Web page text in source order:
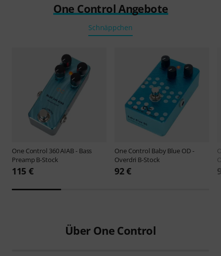
One Control Angebote
Schnäppchen
One Control 360 AIAB - Bass
Preamp B-Stock
115 €
One Control Baby Blue OD -
Overdri B-Stock
92 €
Über One Control